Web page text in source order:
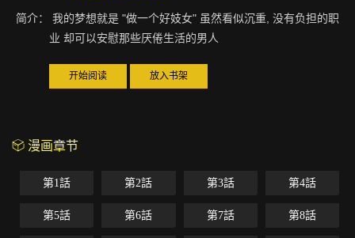
简介：
我的梦想就是 "做一个好妓女" 虽然看似沉重, 没有负担的职
业 却可以安慰那些厌倦生活的男人
开始阅读 放入书架
漫画章节
第1話 第2話 第3話 第4話
第5話 第6話 第7話 第8話